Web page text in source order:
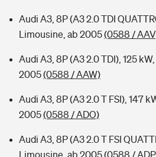
Audi A3, 8P (A3 2.0 TDI
Limousine, ab 2005(0588 /
Audi A3, 8P (A3 2.0 TDI), 125
2005(0588 / AAW)
Audi A3, 8P (A3 2.0 T FSI), 147
2005(0588 / ADO)
Audi A3, 8P (A3 2.0 T FSI
Limousine, ab 2005(0588 /